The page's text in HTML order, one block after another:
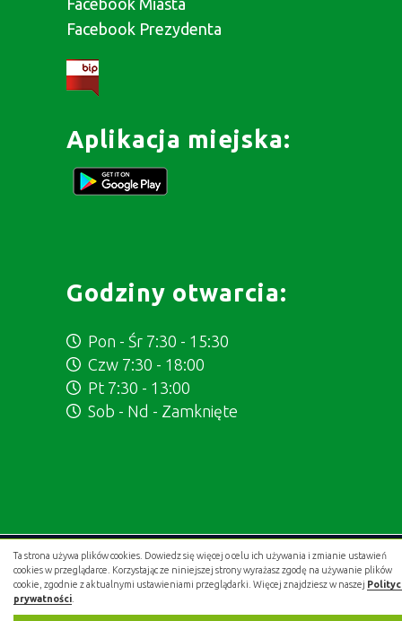
Ta strona używa plików cookies. Dowiedz się więcej o celu ich używania i zmianie ustawień
cookies w przeglądarce. Korzystając ze niniejszej strony wyrażasz zgodę na używanie plików
cookie, zgodnie z aktualnymi ustawieniami przeglądarki. Więcej znajdziesz w naszej
prywatności
Facebook Miasta
Facebook Prezydenta
Aplikacja miejska:
Godziny otwarcia:
Pon - Śr 7:30 - 15:30
Czw 7:30 - 18:00
Pt 7:30 - 13:00
Sob - Nd - Zamknięte
Projekt i wykonanie:.gold studio digital